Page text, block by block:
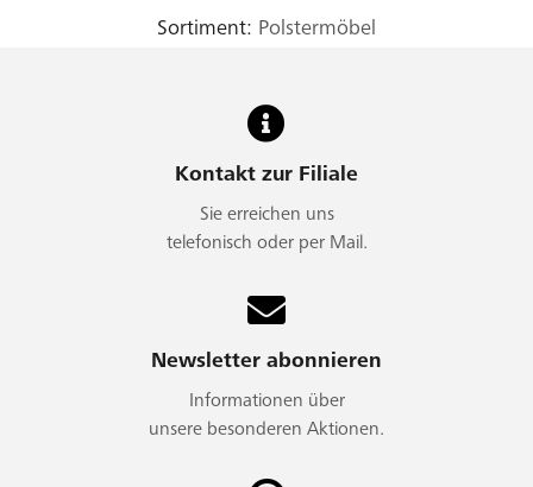
Sortiment: Polstermöbel
Kontakt zur Filiale
Sie erreichen uns
telefonisch oder per Mail.
Newsletter abonnieren
Informationen über
unsere besonderen Aktionen.